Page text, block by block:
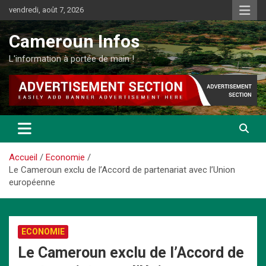
au
contenu
vendredi, août 7, 2026
Cameroun Infos
L'information à portée de main !
Accueil
Economie
Le Cameroun exclu de l’Accord de partenariat avec l’Union
européenne
ECONOMIE
Le Cameroun exclu de l’Accord de